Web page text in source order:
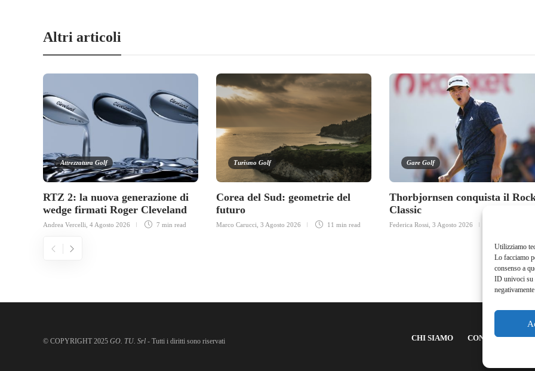
Utilizziamo
Lo facciamo
consenso a
ID univoci su
Altri articoli
Attrezzatura Golf
RTZ 2: la nuova generazione di
wedge firmati Roger Cleveland
Andrea Vercelli 4 Agosto 2026 7 min read
Turismo Golf
Corea del Sud: geometrie del
futuro
Marco Carucci 3 Agosto 2026 11 min read
Gare Golf
Thorbjornsen conquista il
Classic
Federica Rossi 3 Agosto 2026
© COPYRIGHT 2025 GO. TU. Srl - Tutti i diritti sono riservati CHI SIAMO CONTATTI